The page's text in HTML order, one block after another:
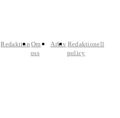
Redaktion Om
oss
Arkiv Redaktionell
policy